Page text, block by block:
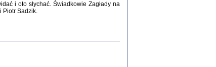
i oto słychać. Świadkowie Zagłady na
Piotr Sadzik.